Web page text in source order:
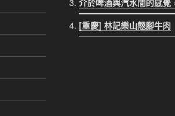
介於啤酒與汽水間的感覺
[重慶] 林記樂山翹腳牛肉